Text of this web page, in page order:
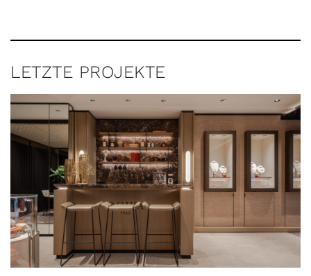
LETZTE PROJEKTE